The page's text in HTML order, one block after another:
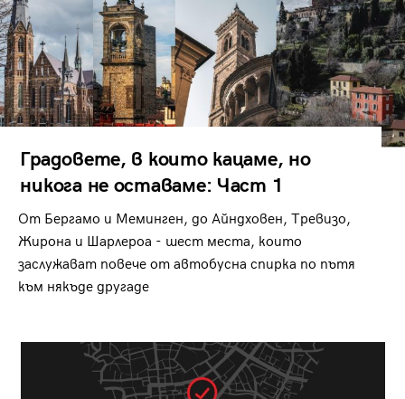
Градовете, в които кацаме, но
никога не оставаме: Част 1
От Бергамо и Меминген, до Айндховен, Тревизо,
Жирона и Шарлероа - шест места, които
заслужават повече от автобусна спирка по пътя
към някъде другаде